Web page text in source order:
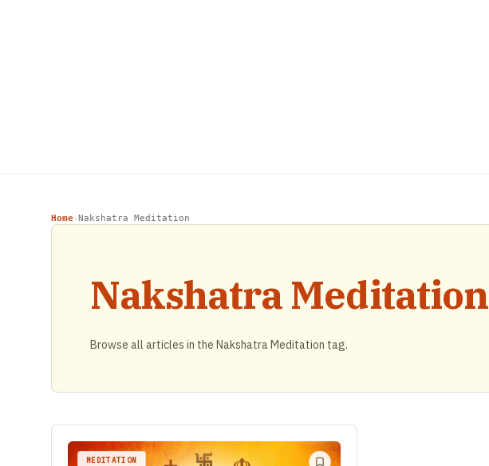
Home› Nakshatra Meditation
Nakshatra Meditation
Browse all articles in the Nakshatra Meditation tag.
MEDITATION